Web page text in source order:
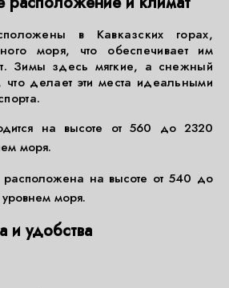
в Кавказских горах,
моря, что обеспечивает им
Зимы здесь мягкие, а снежный
что делает эти места идеальными
на высоте от 560 до 2320
моря.
на высоте от 540 до
моря.
и удобства